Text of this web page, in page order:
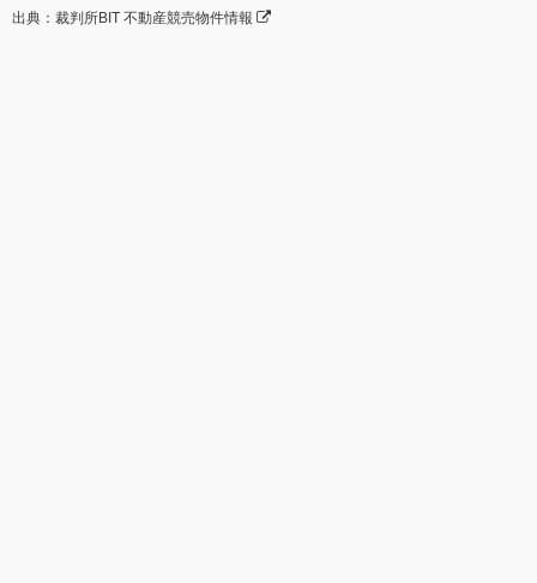
出典：裁判所BIT 不動産競売物件情報